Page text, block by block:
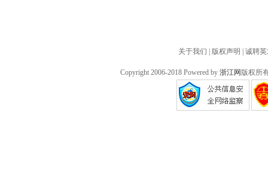
关于我们 版权声明 诚聘
Copyright 2006-2018 Powered by 浙江网 版权所